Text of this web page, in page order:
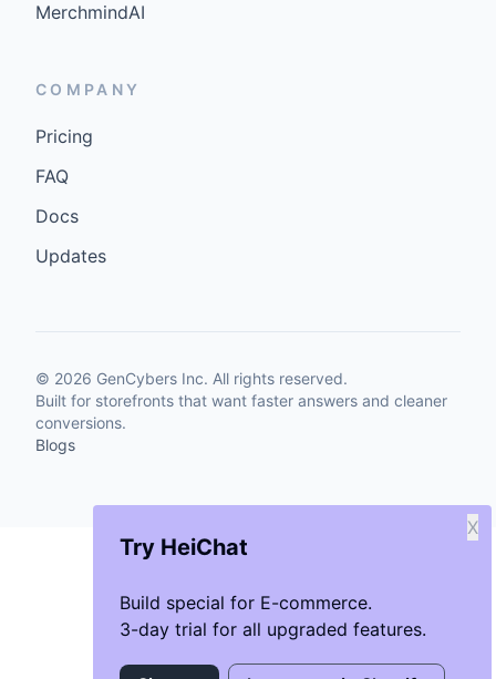
Try HeiChat
Build special for E-commerce.
3-day trial for all upgraded features.
X
MerchmindAI
COMPANY
Pricing
FAQ
Docs
Updates
© 2026 GenCybers Inc. All rights reserved.
Built for storefronts that want faster answers and cleaner
conversions.
Blogs